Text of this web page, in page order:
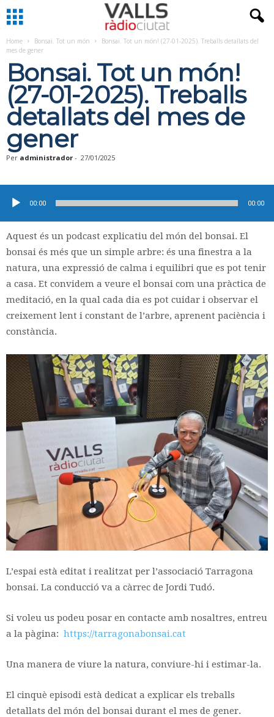
Home Bonsai. Tot un món
Bonsai. Tot un món! (27-01-2025). Treballs detallats del
mes de gener
Bonsai. Tot un món!
(27-01-2025). Treballs
detallats del mes de
gener
Per administrador - 27/01/2025
d'àudio
00:00 00:00
Aquest és un podcast explicatiu del món del bonsai. El
bonsai és més que un simple arbre: és una finestra a la
natura, una expressió de calma i equilibri que es pot tenir
a casa. Et convidem a veure el bonsai com una pràctica de
meditació, en la qual cada dia es pot cuidar i observar el
creixement lent i constant de l’arbre, aprenent paciència i
constància.
L’espai està editat i realitzat per l’associació Tarragona
bonsai. La conducció va a càrrec de Jordi Tudó.
Si voleu us podeu posar en contacte amb nosaltres, entreu
a la pàgina: https://tarragonabonsai.cat
Una manera de viure la natura, conviure-hi i estimar-la.
El cinquè episodi està dedicat a explicar els treballs
detallats del món del bonsai durant el mes de gener.